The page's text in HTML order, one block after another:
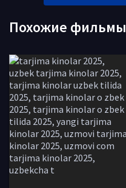
Похожие фильмы